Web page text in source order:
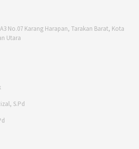
No.07 Karang Harapan, Tarakan Barat, Kota
Utara
S.Pd